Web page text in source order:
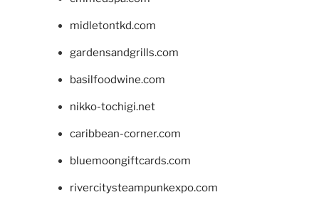
midletontkd.com
gardensandgrills.com
basilfoodwine.com
nikko-tochigi.net
caribbean-corner.com
bluemoongiftcards.com
rivercitysteampunkexpo.com